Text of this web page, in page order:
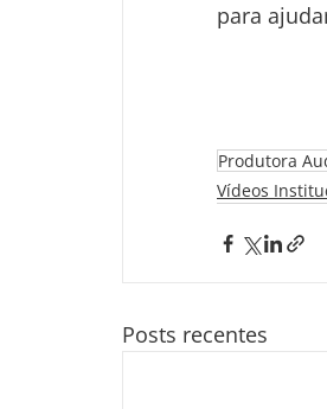
para
Produtora
Vídeos
Posts recentes